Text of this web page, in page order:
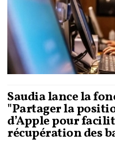
Saudia lance la
"Partager la
d’Apple pour
récupération des